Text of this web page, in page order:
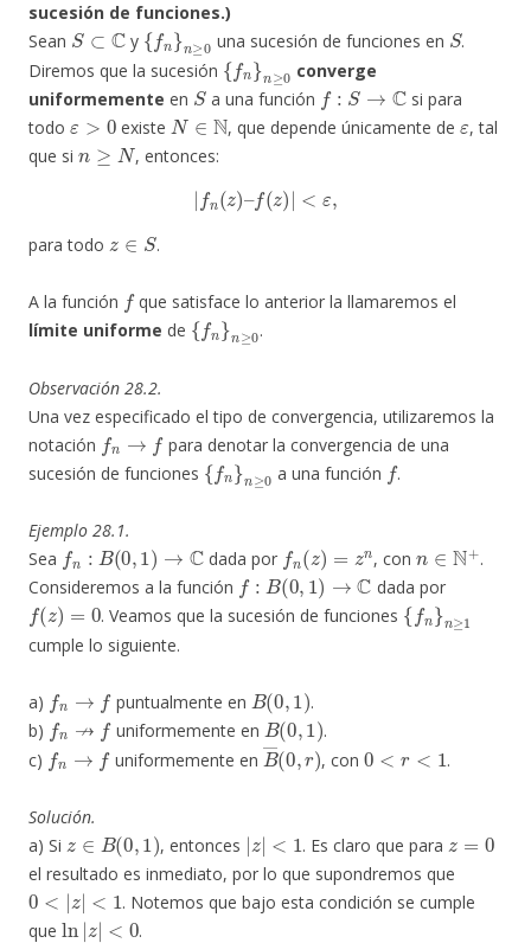
sucesión de funciones.)
Sean
S⊂C
y
{fn}n≥0
una sucesión de funciones en
S
.
Diremos que la sucesión
{fn }n≥0
converge
uniformemente en
S
a una función
f:S→C
si para
todo
ε>0
existe
N∈N
, que depende únicamente de
ε
, tal
que si
n≥ N
, entonces:
| n(z –f(z)| <ε,
para todo .
A la función
que satisface lo anterior la llamaremos el
límite uniforme de
{fn}n≥0
.
Observación 28.2.
Una vez especificado el tipo de convergencia, utilizaremos la
notación
fn→f
para denotar la convergencia de una
sucesión de funciones
{fn}n≥0
a una función
f
.
Ejemplo 28.1.
Sea
fn:B(0,1 →
dada por
fn (z )=
, con
N+
.
Consideremos a la función
f:B(0,1)→C
dada por
f(z)=0
. Veamos que la sucesión de funciones
{f n}n
cumple lo siguiente.
a)
n
puntualmente en
B(0
.
b)
fn f
uniformemente en
B(0,1)
.
c)
fn→
uniformemente en
B―(0,r
, con
0
.
Solución.
a) Si
z∈ B(0,1
, entonces
| z
. Es claro que para
el resultado es inmediato, por lo que supondremos que
0 <|z|<1
. Notemos que bajo esta condición se cumple
que
ln| z| <0
.